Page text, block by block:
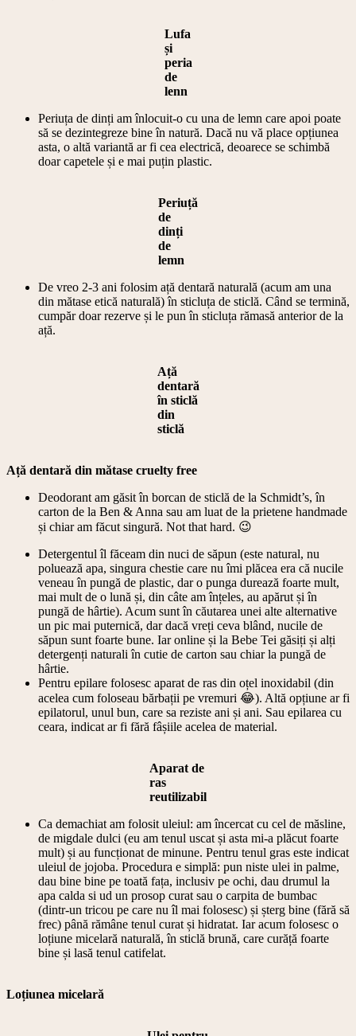
Lufa
și
peria
de
lenn
Periuța de dinți am înlocuit-o cu una de lemn care apoi poate
să se dezintegreze bine în natură. Dacă nu vă place opțiunea
asta, o altă variantă ar fi cea electrică, deoarece se schimbă
doar capetele și e mai puțin plastic.
Periuță
de
dinți
de
lemn
De vreo 2-3 ani folosim ață dentară naturală (acum am una
din mătase etică naturală) în sticluța de sticlă. Când se termină,
cumpăr doar rezerve și le pun în sticluța rămasă anterior de la
ață.
Ață
dentară
în sticlă
din
sticlă
Ață dentară din mătase cruelty free
Deodorant am găsit în borcan de sticlă de la Schmidt’s, în
carton de la Ben & Anna sau am luat de la prietene handmade
și chiar am făcut singură. Not that hard. 😉
Detergentul îl făceam din nuci de săpun (este natural, nu
poluează apa, singura chestie care nu îmi plăcea era că nucile
veneau în pungă de plastic, dar o punga durează foarte mult,
mai mult de o lună și, din câte am înțeles, au apărut și în
pungă de hârtie). Acum sunt în căutarea unei alte alternative
un pic mai puternică, dar dacă vreți ceva blând, nucile de
săpun sunt foarte bune. Iar online și la Bebe Tei găsiți și alți
detergenți naturali în cutie de carton sau chiar la pungă de
hârtie.
Pentru epilare folosesc aparat de ras din oțel inoxidabil (din
acelea cum foloseau bărbații pe vremuri 😂). Altă opțiune ar fi
epilatorul, unul bun, care sa reziste ani și ani. Sau epilarea cu
ceara, indicat ar fi fără fâșiile acelea de material.
Aparat de
ras
reutilizabil
Ca demachiat am folosit uleiul: am încercat cu cel de măsline,
de migdale dulci (eu am tenul uscat și asta mi-a plăcut foarte
mult) și au funcționat de minune. Pentru tenul gras este indicat
uleiul de jojoba. Procedura e simplă: pun niste ulei in palme,
dau bine bine pe toată fața, inclusiv pe ochi, dau drumul la
apa calda si ud un prosop curat sau o carpita de bumbac
(dintr-un tricou pe care nu îl mai folosesc) și șterg bine (fără să
frec) până rămâne tenul curat și hidratat. Iar acum folosesc o
loțiune micelară naturală, în sticlă brună, care curăță foarte
bine și lasă tenul catifelat.
Loțiunea micelară